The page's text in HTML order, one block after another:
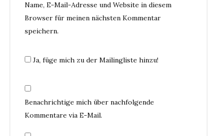
Name, E-Mail-Adresse und Website in diesem
Browser für meinen nächsten Kommentar
speichern.
Ja, füge mich zu der Mailingliste hinzu!
Benachrichtige mich über nachfolgende
Kommentare via E-Mail.